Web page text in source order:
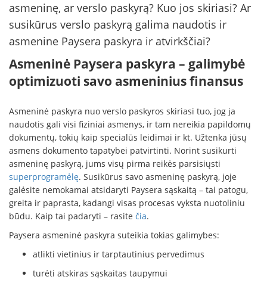
asmeninę, ar verslo paskyrą? Kuo jos skiriasi? Ar
susikūrus verslo paskyrą galima naudotis ir
asmenine Paysera paskyra ir atvirkščiai?
Asmeninė Paysera paskyra – galimybė
optimizuoti savo asmeninius finansus
Asmeninė paskyra nuo verslo paskyros skiriasi tuo, jog ja
naudotis gali visi fiziniai asmenys, ir tam nereikia papildomų
dokumentų, tokių kaip specialūs leidimai ir kt. Užtenka jūsų
asmens dokumento tapatybei patvirtinti. Norint susikurti
asmeninę paskyrą, jums visų pirma reikės parsisiųsti
superprogramėlę. Susikūrus savo asmeninę paskyrą, joje
galėsite nemokamai atsidaryti Paysera sąskaitą – tai patogu,
greita ir paprasta, kadangi visas procesas vyksta nuotoliniu
būdu. Kaip tai padaryti – rasite čia.
Paysera asmeninė paskyra suteikia tokias galimybes:
atlikti vietinius ir tarptautinius pervedimus
turėti atskiras sąskaitas taupymui